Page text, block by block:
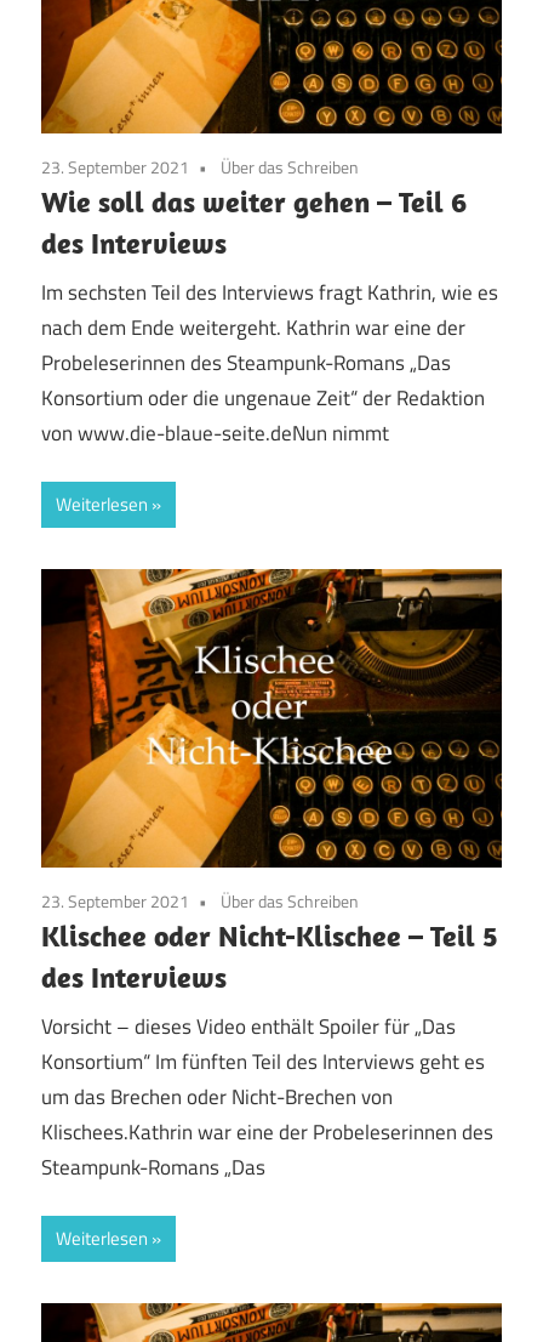
23. September 2021 Über das Schreiben
Wie soll das weiter gehen – Teil 6
des Interviews
Im sechsten Teil des Interviews fragt Kathrin, wie es
nach dem Ende weitergeht. Kathrin war eine der
Probeleserinnen des Steampunk-Romans „Das
Konsortium oder die ungenaue Zeit“ der Redaktion
von www.die-blaue-seite.deNun nimmt
Weiterlesen
23. September 2021 Über das Schreiben
Klischee oder Nicht-Klischee – Teil 5
des Interviews
Vorsicht – dieses Video enthält Spoiler für „Das
Konsortium“ Im fünften Teil des Interviews geht es
um das Brechen oder Nicht-Brechen von
Klischees.Kathrin war eine der Probeleserinnen des
Steampunk-Romans „Das
Weiterlesen